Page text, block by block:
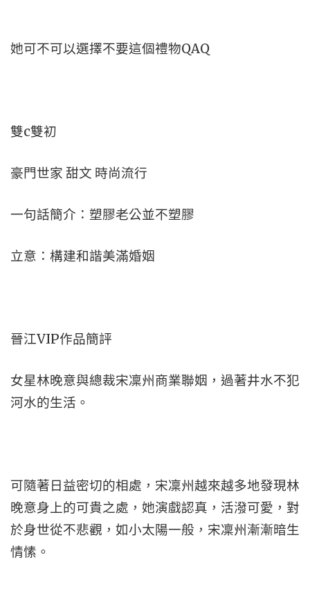
她可不可以選擇不要這個禮物QAQ
雙c雙初
豪門世家 甜文 時尚流行
一句話簡介：塑膠老公並不塑膠
立意：構建和諧美滿婚姻
晉江VIP作品簡評
女星林晚意與總裁宋凜州商業聯姻，過著井水不犯
河水的生活。
可隨著日益密切的相處，宋凜州越來越多地發現林
晚意身上的可貴之處，她演戲認真，活潑可愛，對
於身世從不悲觀，如小太陽一般，宋凜州漸漸暗生
情愫。